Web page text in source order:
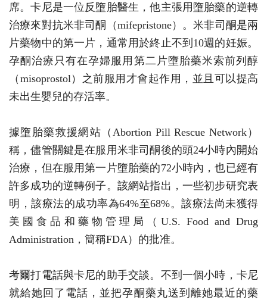
席。卡尼是一位反墮胎醫生，他主張用墮胎藥的逆轉
治療來對抗米非司酮（mifepristone）。米非司酮是兩
片藥物中的第一片，通常用於終止不到10週的妊娠。
孕酮治療只有在孕婦服用第二片墮胎藥米索前列醇
（misoprostol）之前服用才會起作用，並且可以提高
未出生嬰兒的存活率。
據墮胎藥救援網站（Abortion Pill Rescue Network）
稱，儘管關鍵是在服用米非司酮後的頭24小時內開始
治療，但在服用第一片墮胎藥的72小時內，也已經有
許多成功的逆轉例子。該網站指出，一些初步研究表
明，該療法的成功率為64%至68%。該療法尚未獲得
美國食品和藥物管理局（U.S. Food and Drug
Administration，簡稱FDA）的批准。
考爾打電話與卡尼的助手交談。不到一個小時，卡尼
就給她回了電話，並把孕酮藥丸送到離她最近的藥